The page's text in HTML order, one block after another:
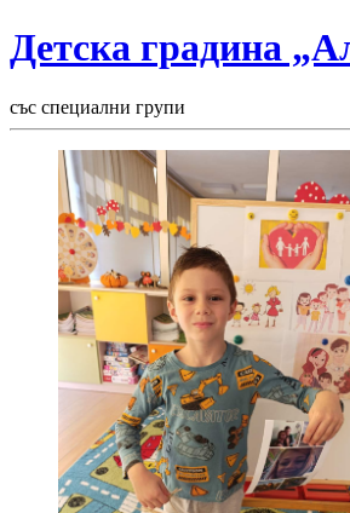
Детска градина
със специални групи